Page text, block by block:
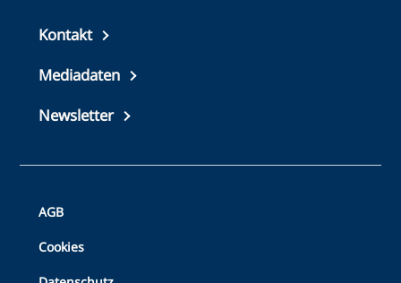
Top
footer
Kontakt
Mediadaten
Newsletter
Bottom
Footer
AGB
Cookies